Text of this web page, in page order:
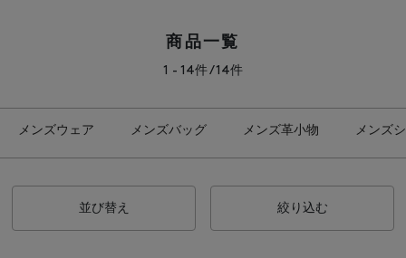
商品一覧
1 - 14件 / 14件
メンズウェア メンズバッグ メンズ革小物 メンズ
並び替え 絞り込む